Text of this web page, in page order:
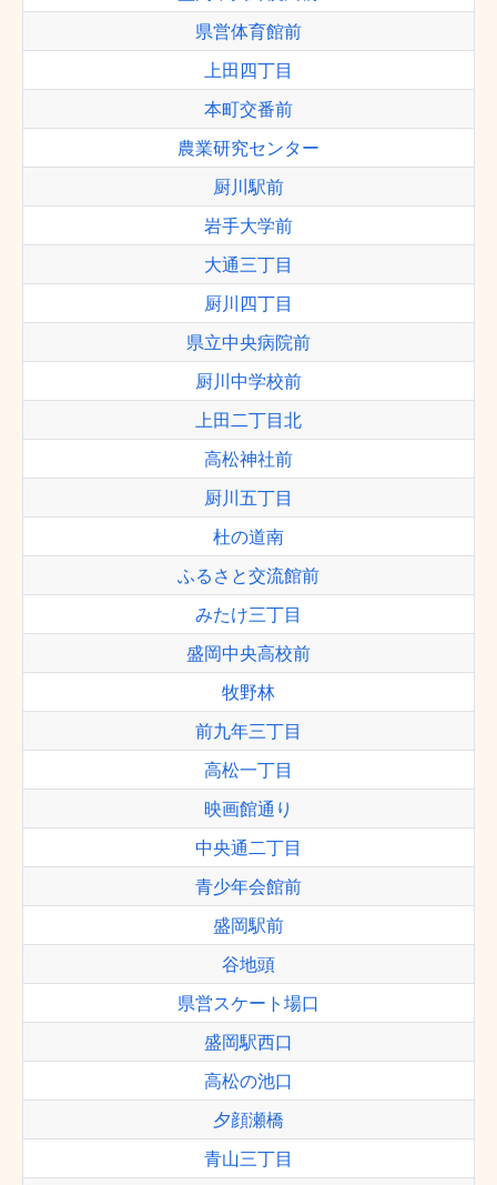
県営体育館前
上田四丁目
本町交番前
農業研究センター
厨川駅前
岩手大学前
大通三丁目
厨川四丁目
県立中央病院前
厨川中学校前
上田二丁目北
高松神社前
厨川五丁目
杜の道南
ふるさと交流館前
みたけ三丁目
盛岡中央高校前
牧野林
前九年三丁目
高松一丁目
映画館通り
中央通二丁目
青少年会館前
盛岡駅前
谷地頭
県営スケート場口
盛岡駅西口
高松の池口
夕顔瀬橋
青山三丁目